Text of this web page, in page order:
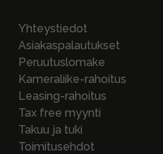
Yhteystiedot
Asiakaspalautukset
Peruutuslomake
Kameraliike-rahoitus
Leasing-rahoitus
Tax free myynti
Takuu ja tuki
Toimitusehdot